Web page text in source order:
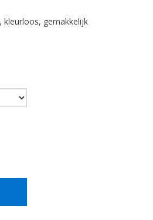
kleurloos, gemakkelijk